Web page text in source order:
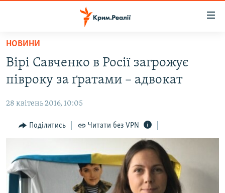
Перейти
основного
матеріалу
Перейти
до
навігації
пошуку
ВОДА.КРИМ
ВІДЕО ТА ФОТО
ПОЛІТИКА
БЛОГИ
ІНТЕРВ'Ю
ВСЕ ЗА ДЕНЬ
НОВИНИ
Вірі Савченко в Росії загрожує
півроку за ґратами – адвокат
28 квітень 2016, 10:05
Поділитись Читати без VPN